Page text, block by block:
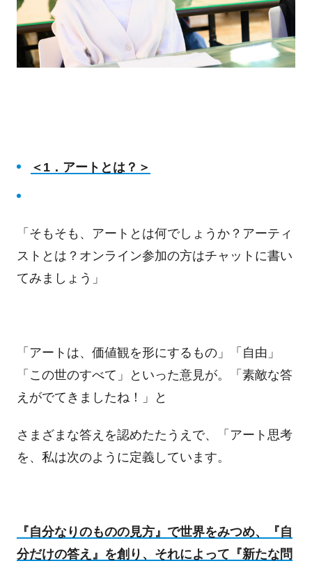
＜1．アートとは？＞
「そもそも、アートとは何でしょうか？アーティ
ストとは？オンライン参加の方はチャットに書い
てみましょう」
「アートは、価値観を形にするもの」「自由」
「この世のすべて」といった意見が。「素敵な答
えがでてきましたね！」と
さまざまな答えを認めたたうえで、「アート思考
を、私は次のように定義しています。
『自分なりのものの見方』で世界をみつめ、『自
分だけの答え』を創り、それによって『新たな問